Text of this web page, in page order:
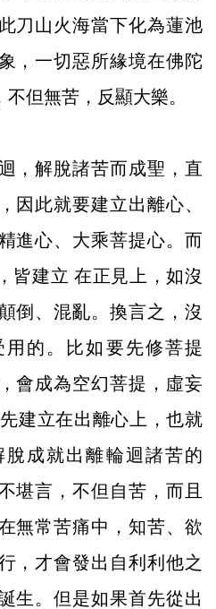
刀山火海當下化為蓮池
，一切惡所緣境在佛陀
但無苦，反顯大樂。
解脫諸苦而成聖，直
因此就要建立出離心、
進心、大乘菩提心。而
皆建立 在正見上，如沒
倒、混亂。換言之，沒
的。比如要先修菩提
會成為空幻菩提，虛妄
建立在出離心上，也就
成就出離輪迴諸苦的
堪言，不但自苦，而且
無常苦痛中，知苦、欲
，才會發出自利利他之
生。但是如果首先從出